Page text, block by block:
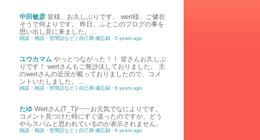
中田敏彦 皆様、お久しぶりです。 wert様、ご健在
そうで何よりです。 昨日、ふとこのブログの事を
思い出し見に来ました。...
雑談・相談・世間話など | 自己満 備忘録 · 5 years ago
ユウカマム やっとつながった！！ 皆さんお久しぶ
りです！ wertさんもご無沙汰しておりました。 主
のwertさんの近況が載っておりましたので、コメ
ントいたしました。...
雑談・相談・世間話など | 自己満 備忘録 · 6 years ago
たゆ Wertさん(T_T)/~~~お元気でなによりです。
コメント見つけた時にすぐ送ったのですが、どう
やらスパムと思われているのか表示されません。
雑談・相談・世間話など | 自己満 備忘録 · 6 years ago